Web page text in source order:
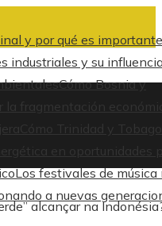
y por qué es importante
industriales y su
Cómo Bosnia y
la fragmentación
Cómo Trinidad y Tobago
en oportunidades
Los festivales de música
a nuevas
alcançar na